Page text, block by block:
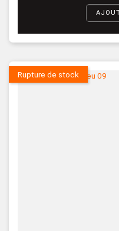
Rupture de stock